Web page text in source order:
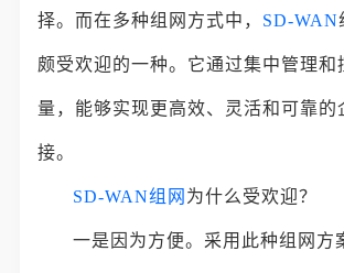
择。而在多种组网方式中， SD-WAN
颇受欢迎的一种。它通过集中管理和
量，能够实现更高效、灵活和可靠的
接。
SD-WAN组网 为什么受欢迎？
一是因为方便。采用此种组网方